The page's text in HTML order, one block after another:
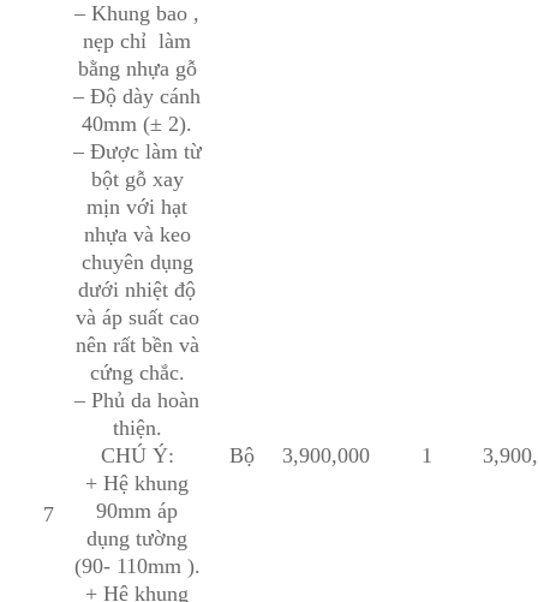
7
– Khung bao ,
nẹp chỉ làm
bằng nhựa gỗ
– Độ dày cánh
40mm (± 2).
– Được làm từ
bột gỗ xay
mịn với hạt
nhựa và keo
chuyên dụng
dưới nhiệt độ
và áp suất cao
nên rất bền và
cứng chắc.
– Phủ da hoàn
thiện.
CHÚ Ý:
+ Hệ khung
90mm áp
dụng tường
(90- 110mm ).
+ Hệ khung
Bộ 3,900,000 1